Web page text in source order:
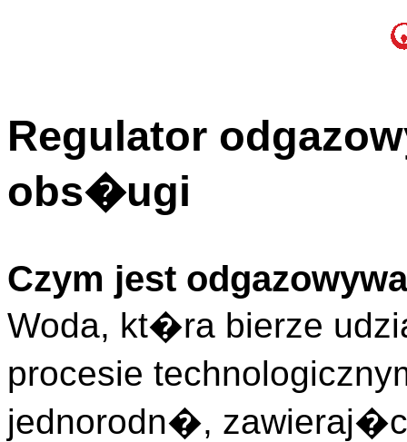
Regulator
obs�ugi
Czym jest
Woda, kt�ra bierze
procesie
jednorodn�,